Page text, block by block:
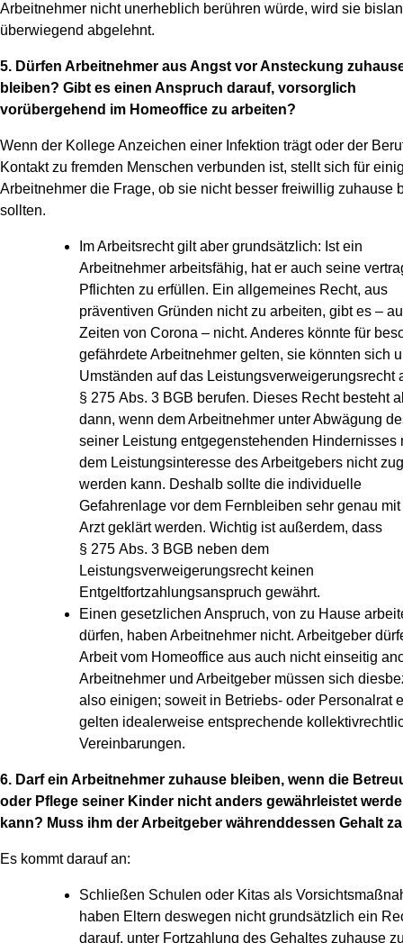
Arbeitnehmer nicht unerheblich berühren würde, wird sie
überwiegend abgelehnt.
5. Dürfen Arbeitnehmer aus Angst vor Ansteckung
bleiben? Gibt es einen Anspruch darauf, vorsorglich
vorübergehend im Homeoffice zu arbeiten?
Wenn der Kollege Anzeichen einer Infektion trägt oder der
Kontakt zu fremden Menschen verbunden ist, stellt sich für
Arbeitnehmer die Frage, ob sie nicht besser freiwillig zuhause
sollten.
Im Arbeitsrecht gilt aber grundsätzlich: Ist ein
Arbeitnehmer arbeitsfähig, hat er auch seine
Pflichten zu erfüllen. Ein allgemeines Recht, aus
präventiven Gründen nicht zu arbeiten, gibt es –
Zeiten von Corona – nicht. Anderes könnte für
gefährdete Arbeitnehmer gelten, sie könnten sich
Umständen auf das Leistungsverweigerungsrecht
§ 275 Abs. 3 BGB berufen. Dieses Recht besteht
dann, wenn dem Arbeitnehmer unter Abwägung
seiner Leistung entgegenstehenden Hindernisses
dem Leistungsinteresse des Arbeitgebers nicht
werden kann. Deshalb sollte die individuelle
Gefahrenlage vor dem Fernbleiben sehr genau
Arzt geklärt werden. Wichtig ist außerdem, dass
§ 275 Abs. 3 BGB neben dem
Leistungsverweigerungsrecht keinen
Entgeltfortzahlungsanspruch gewährt.
Einen gesetzlichen Anspruch, von zu Hause
dürfen, haben Arbeitnehmer nicht. Arbeitgeber
Arbeit vom Homeoffice aus auch nicht einseitig
Arbeitnehmer und Arbeitgeber müssen sich
also einigen; soweit in Betriebs- oder Personalrat
gelten idealerweise entsprechende
Vereinbarungen.
6. Darf ein Arbeitnehmer zuhause bleiben, wenn die
oder Pflege seiner Kinder nicht anders gewährleistet
kann? Muss ihm der Arbeitgeber währenddessen Gehalt
Es kommt darauf an:
Schließen Schulen oder Kitas als
haben Eltern deswegen nicht grundsätzlich ein
darauf, unter Fortzahlung des Gehaltes zuhause